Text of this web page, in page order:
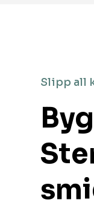
Slipp all